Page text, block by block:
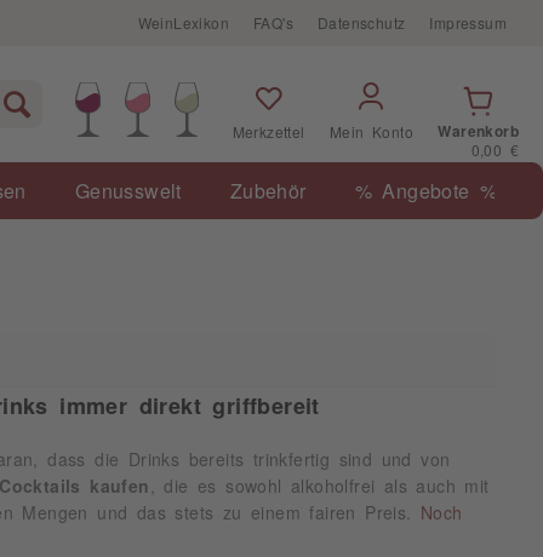
WeinLexikon FAQ's Datenschutz Impressum
Merkzettel Mein Konto
Warenkorb
0,00 €
Genusswelt Zubehör % Angebote %
immer direkt griffbereit
dass die Drinks bereits trinkfertig sind und von
kaufen
, die es sowohl alkoholfrei als auch mit
Mengen und das stets zu einem fairen Preis.
Noch